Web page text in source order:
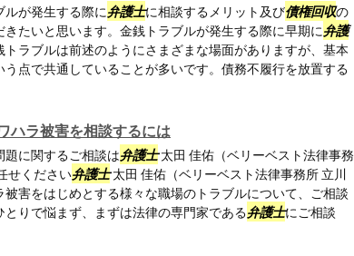
が発生する際に弁護士に相談するメリット及び債権回収の
たいと思います。金銭トラブルが発生する際に早期に弁護
ラブルは前述のようにさまざまな場面がありますが、基本
点で共通していることが多いです。債務不履行を放置する
ハラ被害を相談するには
に関するご相談は弁護士太田 佳佑（ベリーベスト法律事務
せください弁護士太田 佳佑（ベリーベスト法律事務所 立川
害をはじめとする様々な職場のトラブルについて、ご相談
りで悩まず、まずは法律の専門家である弁護士にご相談